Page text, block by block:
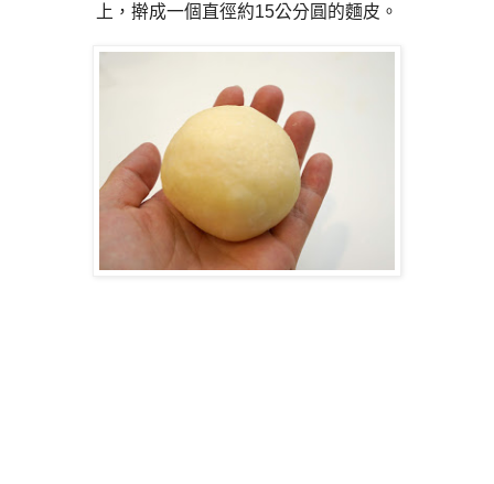
上，擀成一個直徑約15公分圓的麵皮。